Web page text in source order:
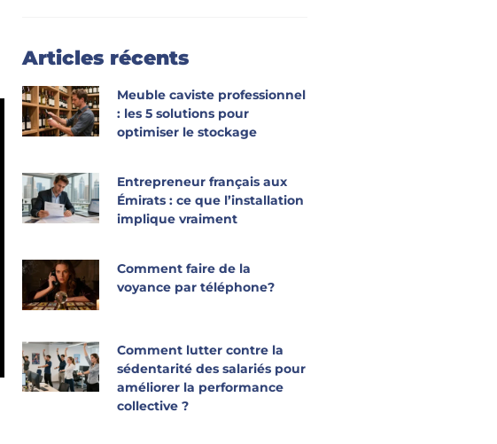
Articles récents
Meuble caviste professionnel
: les 5 solutions pour
optimiser le stockage
Entrepreneur français aux
Émirats : ce que l’installation
implique vraiment
Comment faire de la
voyance par téléphone?
Comment lutter contre la
sédentarité des salariés pour
améliorer la performance
collective ?